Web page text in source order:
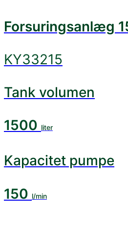
Forsuringsanlæg
KY33215
Tank volumen
1500 liter
Kapacitet pumpe
150 l/min